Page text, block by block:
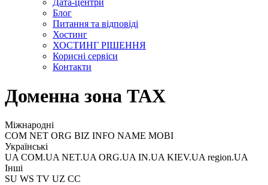
Блог
Питання та відповіді
Хостинг
ХОСТИНГ РІШЕННЯ
Корисні сервіси
Контакти
Доменна зона TAX
Міжнародні
COM NET ORG BIZ INFO NAME MOBI
Українські
UA COM.UA NET.UA ORG.UA IN.UA KIEV.UA region.UA
Інші
SU WS TV UZ CC